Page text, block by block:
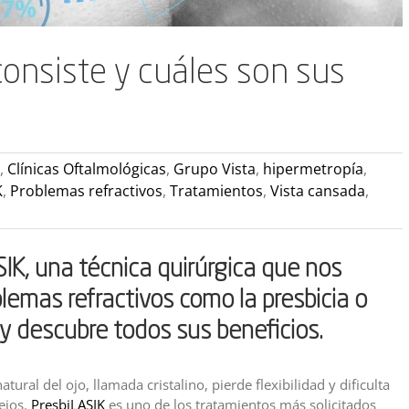
y cuáles son sus
, Clínicas Oftalmológicas, Grupo Vista, hipermetropía,
, Problemas refractivos, Tratamientos, Vista cansada,
una técnica quirúrgica que nos
refractivos como la presbicia o
descubre todos sus beneficios.
del ojo, llamada cristalino, pierde flexibilidad y dificulta
PresbiLASIK es uno de los tratamientos más solicitados